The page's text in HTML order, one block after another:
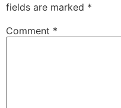
fields are marked *
Comment *